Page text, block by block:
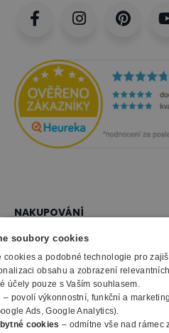
NAKUPOVÁNÍ
Vše o nákupu
Obchodní podmínky
Doprava a montáž
Možnosti platby
Záruka, servis, reklamace
Ochrana osobních údajů
SLUŽBY
Naše katalogy
Reklamační formulář
Výroba kancelářského nábytku
Zpracování elektroodpadu
O FIRMĚ
O nás
soubory cookies
cookies a podobné technologie pro
obsahu a zobrazení
účely pouze s Vaším souhlasem.
– povolí výkonnostní, funkční a
Ads, Google Analytics).
cookies – odmítne vše nad rámec